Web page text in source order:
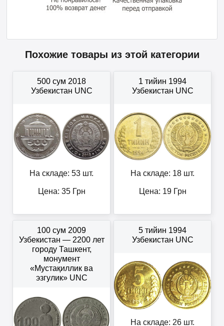
Похожие товары из этой категории
500 сум 2018
Узбекистан UNC
На складе: 53 шт.
Цена: 35Грн
1 тийин 1994
Узбекистан UNC
На складе: 18 шт.
Цена: 19Грн
100 сум 2009
Узбекистан — 2200 лет
городу Ташкент,
монумент
«Мустақиллик ва
эзгулик» UNC
5 тийин 1994
Узбекистан UNC
На складе: 26 шт.